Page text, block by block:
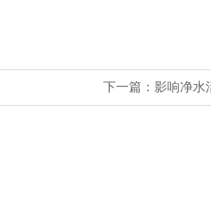
下一篇： 影响净水